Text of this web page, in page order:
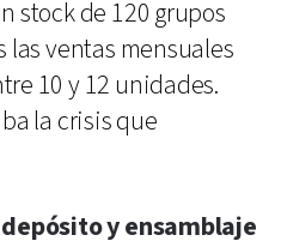
stock de 120 grupos
ventas mensuales
10 y 12 unidades.
la crisis que
y ensamblaje